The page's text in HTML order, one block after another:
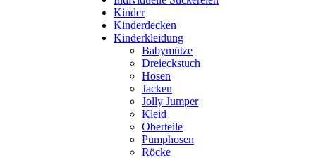
Kinder
Kinderdecken
Kinderkleidung
Babymütze
Dreieckstuch
Hosen
Jacken
Jolly Jumper
Kleid
Oberteile
Pumphosen
Röcke